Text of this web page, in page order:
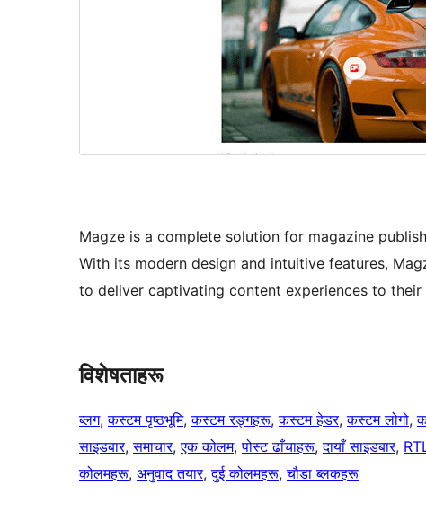
Magze is a complete solution for magazine
With its modern design and intuitive features,
to deliver captivating content experiences to their
विशेषताहरू
ब्लग, कस्टम पृष्ठभूमि, कस्टम रङ्गहरू, कस्टम हेडर, कस्टम लोगो,
साइडबार, समाचार, एक कोलम, पोस्ट ढाँचाहरू, दायाँ साइडबार,
कोलमहरू, अनुवाद तयार, दुई कोलमहरू, चौडा ब्लकहरू